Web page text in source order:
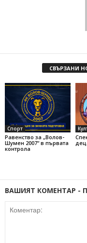
СВЪРЗАНИ
Спорт
Равенство за „Волов-
Шумен 2007“ в първата
контрола
ВАШИЯТ КОМЕНТАР -